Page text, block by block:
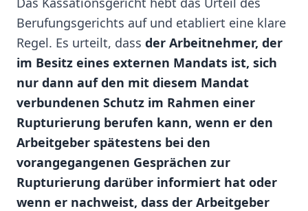
Berufungsgerichts auf und etabliert eine klare
Regel. Es urteilt, dass der Arbeitnehmer, der
im Besitz eines externen Mandats ist, sich
nur dann auf den mit diesem Mandat
verbundenen Schutz im Rahmen einer
Rupturierung berufen kann, wenn er den
Arbeitgeber spätestens bei den
vorangegangenen Gesprächen zur
Rupturierung darüber informiert hat oder
wenn er nachweist, dass der Arbeitgeber